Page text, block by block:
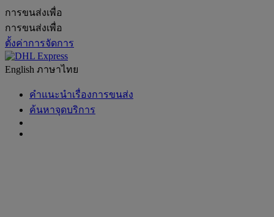
การขนส่งเพื่อ
การขนส่งเพื่อ
ตั้งค่าการจัดการ
English ภาษาไทย
คำแนะนำเรื่องการขนส่ง
ค้นหาจุดบริการ